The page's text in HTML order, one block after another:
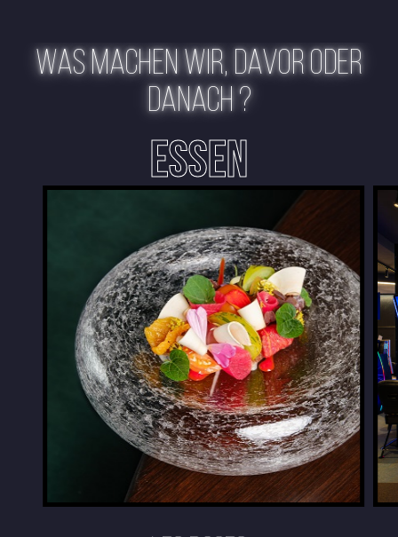
WAS MACHEN WIR, DAVOR ODER
DANACH ?
ESSEN